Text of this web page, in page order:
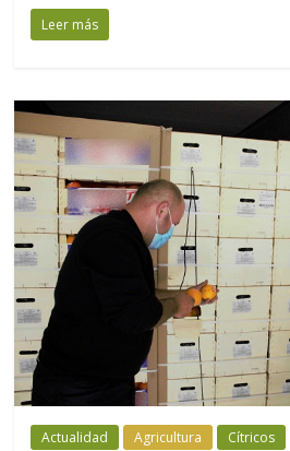
Leer más
Actualidad Agricultura Cítricos